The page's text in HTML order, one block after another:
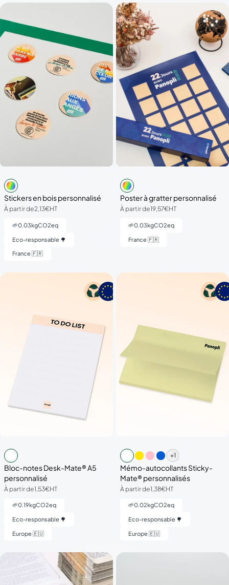
Stickers en bois personnalisé
À partir de2,13€HT
🌱0.03kgCO2eq
Eco-responsable 🌳
France 🇫🇷
Poster à gratter personnalisé
À partir de19,57€HT
🌱0.03kgCO2eq
France 🇫🇷
Bloc-notes Desk-Mate® A5
personnalisé
À partir de1,53€HT
🌱0.19kgCO2eq
Eco-responsable 🌳
Europe 🇪🇺
+1
Mémo-autocollants Sticky-
Mate® personnalisés
À partir de1,38€HT
🌱0.02kgCO2eq
Eco-responsable 🌳
Europe 🇪🇺